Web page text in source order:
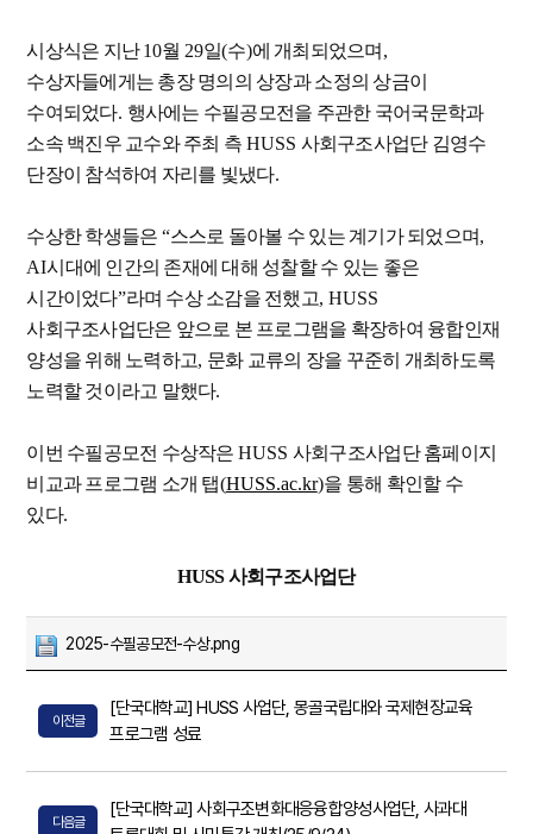
시상식은 지난10월 29일(수)에 개최되었으며 ,
수상자들에게는 총장 명의의 상장과 소정의 상금이
수여되었다. 행사에는 수필공모전을 주관한 국어국문학과
소속 백진우 교수와 주최 측 HUSS 사회구조사업단 김영수
단장이 참석하여 자리를 빛냈다.
수상한 학생들은 “스스로 돌아볼 수 있는 계기가 되었으며,
AI시대에 인간의 존재에 대해 성찰할 수 있는 좋은
시간이었다”라며 수상 소감을 전했고, HUSS
사회구조사업단은 앞으로 본 프로그램을 확장하여 융합인재
양성을 위해 노력하고, 문화 교류의 장을 꾸준히 개최하도록
노력할 것이라고 말했다.
이번 수필공모전 수상작은 HUSS 사회구조사업단 홈페이지
비교과 프로그램 소개 탭(HUSS.ac.kr)을 통해 확인할 수
있다.
HUSS 사회구조사업단
2025-수필공모전-수상.png
이전글
[단국대학교] HUSS 사업단, 몽골국립대와 국제현장교육
프로그램 성료
다음글
[단국대학교] 사회구조변화대응융합양성사업단, 사과대